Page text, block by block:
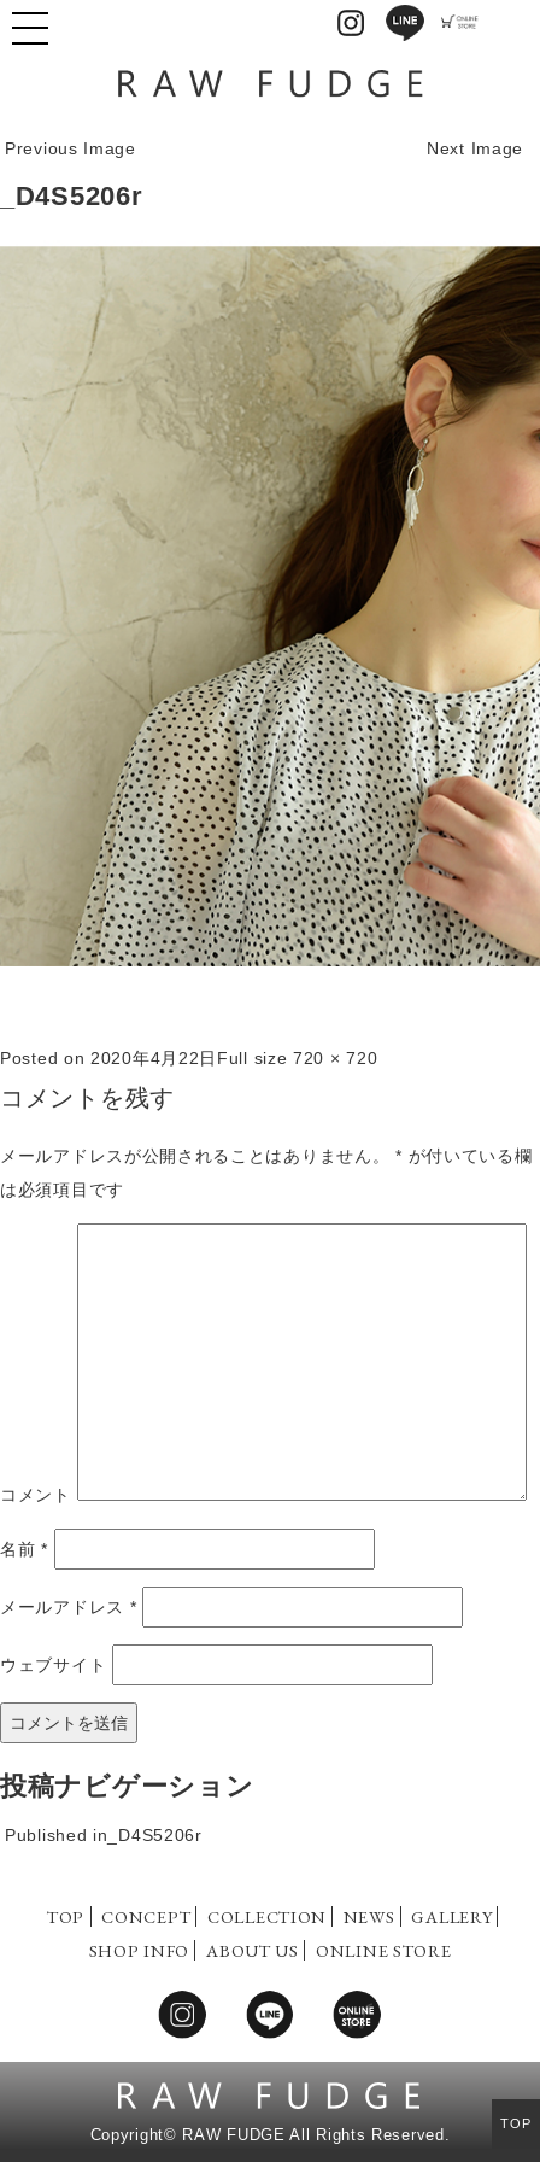
Previous Image Next Image
_D4S5206r
Posted on 2020年4月22日 Full size720 × 720
コメントを残す
メールアドレスが公開されることはありません。 * が付いている欄
は必須項目です
コメント
名前*
メールアドレス *
ウェブサイト
投稿ナビゲーション
Published in _D4S5206r
TOP CONCEPT COLLECTION NEWS
GALLERY
SHOP INFO
ABOUT US ONLINE STORE
Copyright© RAW FUDGE All Rights Reserved.
TOP